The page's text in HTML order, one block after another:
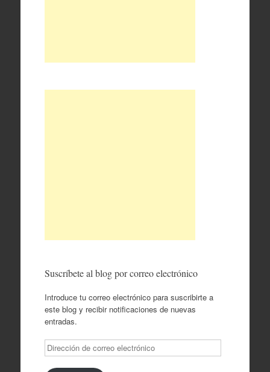
Suscríbete al blog por correo electrónico
Introduce tu correo electrónico para suscribirte a
este blog y recibir notificaciones de nuevas
entradas.
Dirección
de
correo